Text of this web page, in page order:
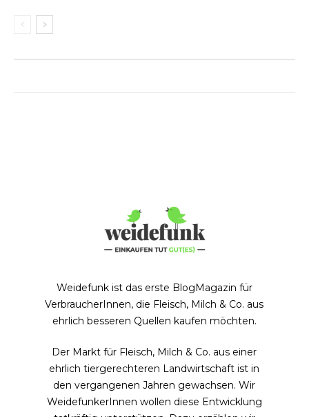
Weidefunk ist das erste BlogMagazin für
VerbraucherInnen, die Fleisch, Milch & Co. aus
ehrlich besseren Quellen kaufen möchten.
Der Markt für Fleisch, Milch & Co. aus einer
ehrlich tiergerechteren Landwirtschaft ist in
den vergangenen Jahren gewachsen. Wir
WeidefunkerInnen wollen diese Entwicklung